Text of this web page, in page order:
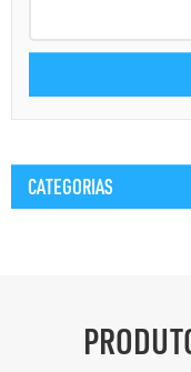
CATEGORIAS